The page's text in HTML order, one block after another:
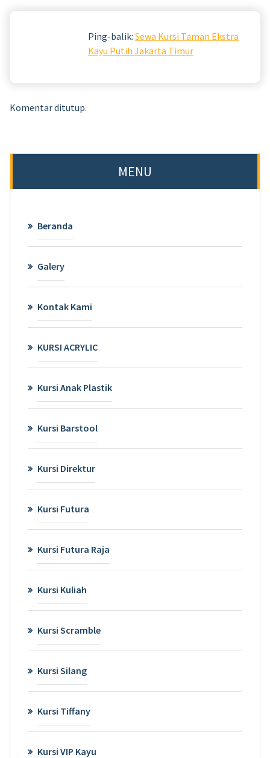
Ping-balik: Sewa Kursi Taman Ekstra
Kayu Putih Jakarta Timur
Komentar ditutup.
MENU
Beranda
Galery
Kontak Kami
KURSI ACRYLIC
Kursi Anak Plastik
Kursi Barstool
Kursi Direktur
Kursi Futura
Kursi Futura Raja
Kursi Kuliah
Kursi Scramble
Kursi Silang
Kursi Tiffany
Kursi VIP Kayu